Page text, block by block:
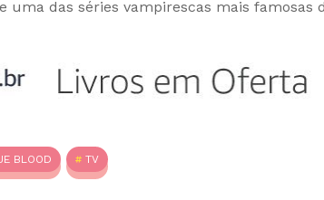
uma das séries vampirescas mais famosas
BLOOD TV